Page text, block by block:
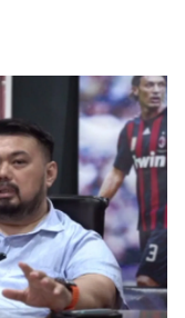
pada awal
liga dan
dan Piala
ini,"